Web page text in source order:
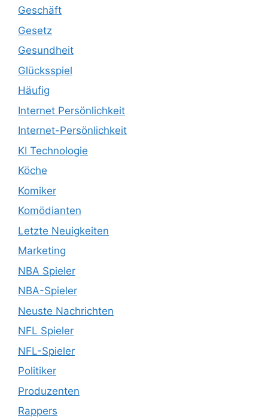
Geschäft
Gesetz
Gesundheit
Glücksspiel
Häufig
Internet Persönlichkeit
Internet-Persönlichkeit
KI Technologie
Köche
Komiker
Komödianten
Letzte Neuigkeiten
Marketing
NBA Spieler
NBA-Spieler
Neuste Nachrichten
NFL Spieler
NFL-Spieler
Politiker
Produzenten
Rappers